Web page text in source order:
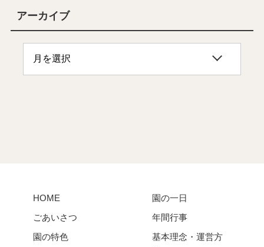
アーカイブ
HOME
ごあいさつ
園の特色
園の一日
年間行事
基本理念・運営方